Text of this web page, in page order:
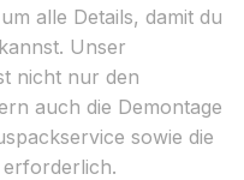
alle Details, damit du
Unser
nicht nur den
auch die Demontage
sowie die